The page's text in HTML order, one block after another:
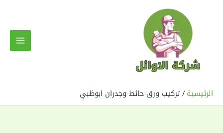
الرئيسية تركيب ورق حائط وجدران ابوظبي